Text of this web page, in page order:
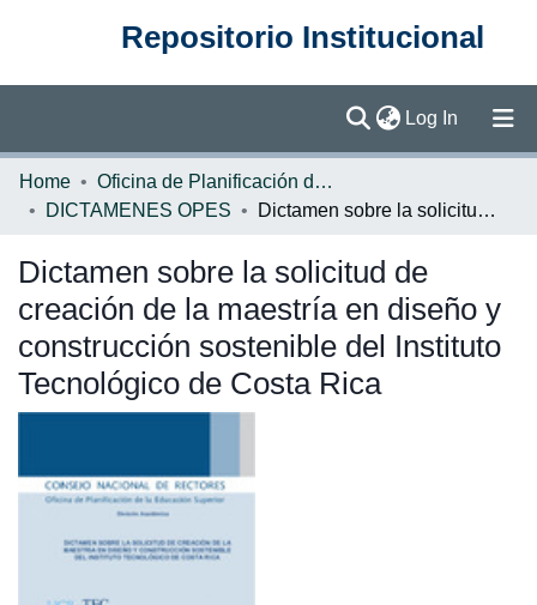
Repositorio Institucional
Log In (current)
Communities & Collections
Statistics
Home
Oficina de Planificación de la Educación Superior (OPES)
DICTAMENES OPES
Dictamen sobre la solicitud de creación de la maestría en diseño y construcción sostenible del Instituto Tecnológico de Costa Rica
Dictamen sobre la solicitud de
creación de la maestría en diseño y
construcción sostenible del Instituto
Tecnológico de Costa Rica